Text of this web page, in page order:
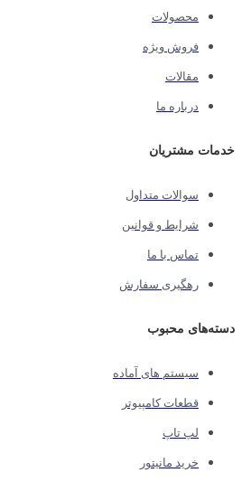
محصولات
فروش ویژه
مقالات
درباره ما
خدمات مشتریان
سوالات متداول
شرایط و قوانین
تماس با ما
رهگیری سفارش
دسته‌های محبوب
سیستم های آماده
قطعات کامپیوتر
لپ تاپ
خرید مانیتور